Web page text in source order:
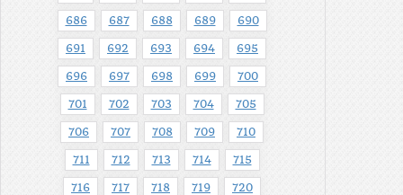
686 687 688 689 690
691 692 693 694 695
696 697 698 699 700
701 702 703 704 705
706 707 708 709 710
711 712 713 714 715
716 717 718 719 720